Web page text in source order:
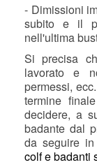
- Dimissioni
subito e il
nell'ultima
Si precisa
lavorato e
permessi,
termine
decidere, a
badante dal
da seguire
colf e badanti